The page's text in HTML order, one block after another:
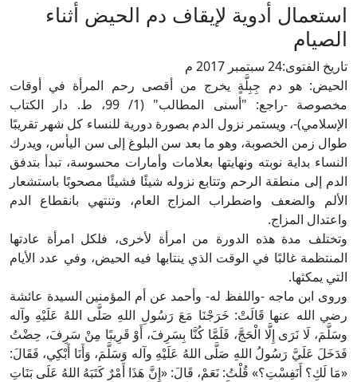
استعمال أدوية لإيقاف دم الحيض أثناء
الصيام
تاريخ الفتوى:24 سبتمبر 2017 م
الحيض: هو دم جِبِلَّةٍ يخرج من أقصى رحم المرأة في أوقات
مخصوصة -راجع: "أسنى المطالب" (1/ 99، ط. دار الكتاب
الإسلامي)-، ويستمر نزول الدم بصورة دورية للنساء كل شهر تقريبًا
طوال زمن الخصوبة، وهو ما بعد سن البلوغ إلى سن اليأس، ويدرك
النساء بداية نوبته ونهايتها بعلامات وأمارات محسوسة، تبدأ بتدفق
الدم إلى منطقة الرحم وتتابع نزوله شيئًا فشيئًا مصحوبًا باستشعار
الألم والضعف واضطراب المزاج العام، وتنتهي بانقطاع الدم
واعتدال المزاج.
وتختلف مدة هذه الدورة من امرأة لأخرى، فلكل امرأة عادتها
المنتظمة غالبًا في الوقت الذي ينتابها فيه الحيض، وفي عدد الأيام
التي يمكثها.
وروى ابن ماجه -واللفظ له- وأحمد عن أم المؤمنين السيدة عائشة
رضي الله عنها قَالَتْ: خَرَجْنَا مَعَ رَسُولِ اللهِ صَلَّى اللهُ عَلَيْهِ وآله
وسَلَّمَ، لَا نَرَى إِلَّا الْحَجَّ، فَلَمَّا كُنَّا بِسَرِفَ، أَوْ قَرِيبًا مِنْ سَرِفَ، حِضْتُ
فَدَخَلَ عَلَيَّ رَسُولُ اللهِ صَلَّى اللهُ عَلَيْهِ وآله وَسَلَّمَ، وَأَنَا أَبْكِي، فَقَالَ:
«مَا لَكِ؟ أَنَفِسْتِ؟» قُلْتُ: نَعَمْ، قَالَ: «إِنَّ هَذَا أَمْرٌ كَتَبَهُ اللهُ عَلَى بَنَاتِ